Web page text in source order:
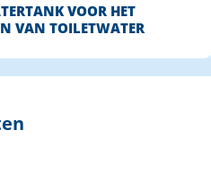
VOOR HET
VAN TOILETWATER